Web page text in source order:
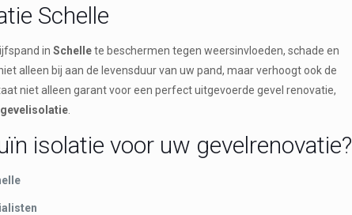
Schelle
inSchellete beschermen tegen weersinvloeden, schade en
alleen bij aan de levensduur van uw pand, maar verhoogt ook de
niet alleen garant voor een perfect uitgevoerde gevel renovatie,
gevelisolatie
isolatie voor uw gevelrenovatie?